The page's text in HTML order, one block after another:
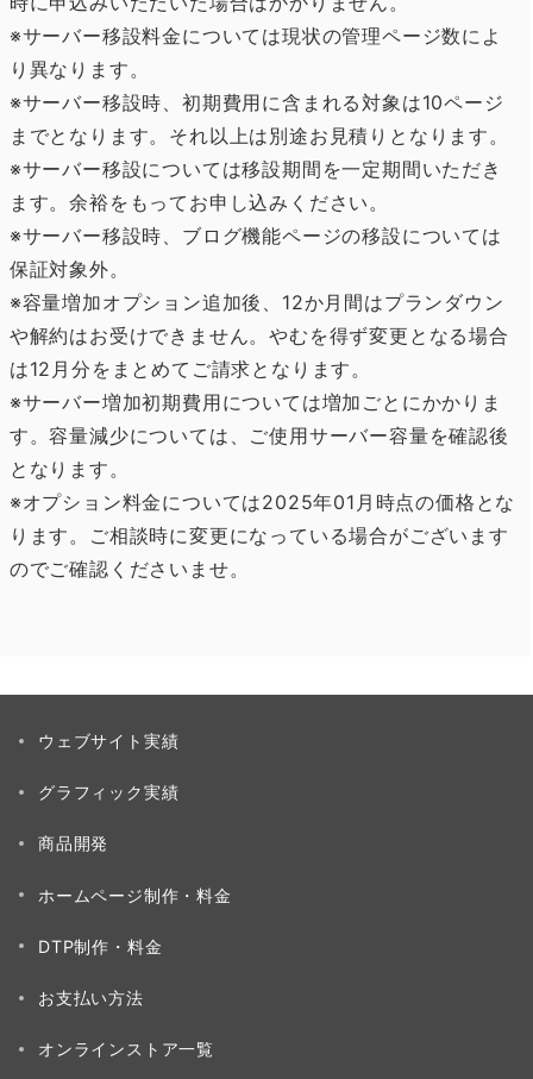
※サーバー移設料金については現状の管理ページ数によ
り異なります。
※サーバー移設時、初期費用に含まれる対象は10ページ
までとなります。それ以上は別途お見積りとなります。
※サーバー移設については移設期間を一定期間いただき
ます。余裕をもってお申し込みください。
※サーバー移設時、ブログ機能ページの移設については
保証対象外。
※容量増加オプション追加後、12か月間はプランダウン
や解約はお受けできません。やむを得ず変更となる場合
は12月分をまとめてご請求となります。
※サーバー増加初期費用については増加ごとにかかりま
す。容量減少については、ご使用サーバー容量を確認後
となります。
※オプション料金については2025年01月時点の価格とな
ります。ご相談時に変更になっている場合がございます
のでご確認くださいませ。
ウェブサイト実績
グラフィック実績
商品開発
ホームページ制作・料金
DTP制作・料金
お支払い方法
オンラインストア一覧